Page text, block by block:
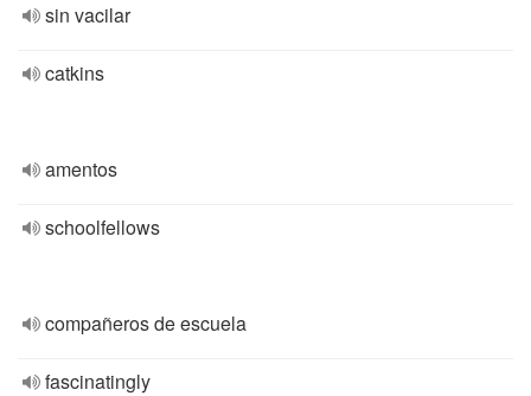
sin vacilar
catkins
amentos
schoolfellows
compañeros de escuela
fascinatingly